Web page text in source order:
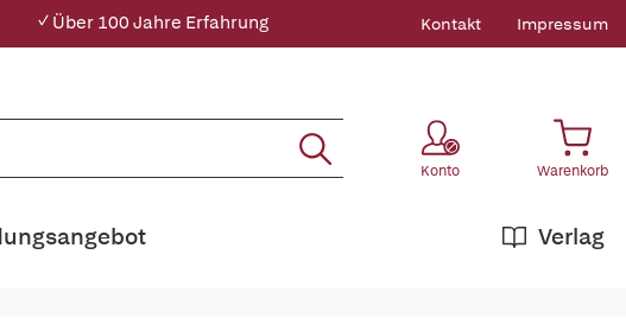
✓ Über 100 Jahre Erfahrung Kontakt Impressum
Konto Warenkorb
Verlag